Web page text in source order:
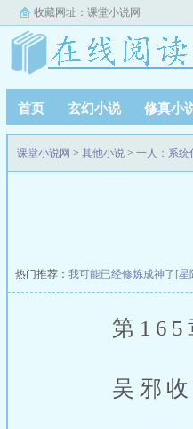
收藏网址： 课堂小说网
首页 玄幻小说 修真小
课堂小说网 > 其他小说 > 一人：系统
热门推荐： 我可能已经修炼成神了[星
第165
吴邪收